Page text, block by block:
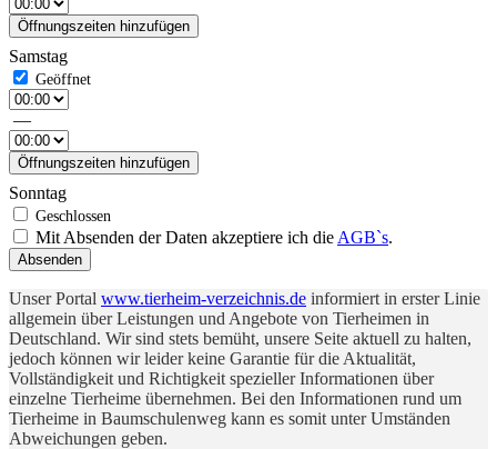
Öffnungszeiten hinzufügen
Samstag
—
Öffnungszeiten hinzufügen
Sonntag
Mit Absenden der Daten akzeptiere ich die AGB`s.
Absenden
Unser Portal www.tierheim-verzeichnis.de informiert in erster Linie
allgemein über Leistungen und Angebote von Tierheimen in
Deutschland. Wir sind stets bemüht, unsere Seite aktuell zu halten,
jedoch können wir leider keine Garantie für die Aktualität,
Vollständigkeit und Richtigkeit spezieller Informationen über
einzelne Tierheime übernehmen. Bei den Informationen rund um
Tierheime in Baumschulenweg kann es somit unter Umständen
Abweichungen geben.